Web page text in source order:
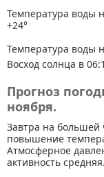
Температура воды
+24°
Температура воды
Восход солнца в
Прогноз
ноября.
Завтра на большей
повышение
Атмосферное
активность средняя.